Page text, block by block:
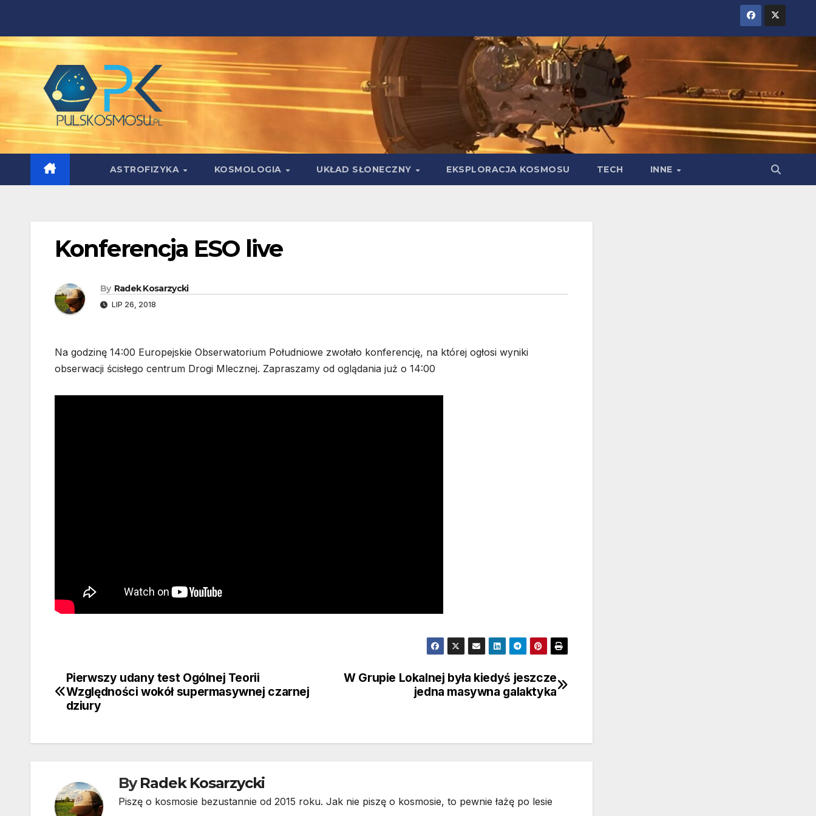
content
ASTROFIZYKA KOSMOLOGIA UKŁAD SŁONECZNY EKSPLORACJA KOSMOSU TECH INNE
Konferencja ESO live
By Radek Kosarzycki
LIP 26, 2018
Na godzinę 14:00 Europejskie Obserwatorium Południowe zwołało konferencję, na której ogłosi wyniki
obserwacji ścisłego centrum Drogi Mlecznej. Zapraszamy od oglądania już o 14:00
Nawigacja
wpisu
W Grupie Lokalnej była kiedyś jeszcze
jedna masywna galaktyka
Pierwszy udany test Ogólnej Teorii
Względności wokół supermasywnej czarnej
dziury
ByRadek Kosarzycki
Piszę o kosmosie bezustannie od 2015 roku. Jak nie piszę o kosmosie, to pewnie łażę po lesie